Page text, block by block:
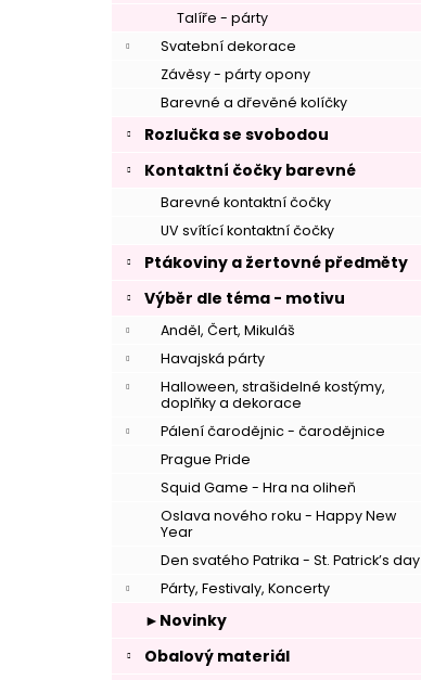
Talíře - párty
Svatební dekorace
Závěsy - párty opony
Barevné a dřevěné kolíčky
Rozlučka se svobodou
Kontaktní čočky barevné
Barevné kontaktní čočky
UV svítící kontaktní čočky
Ptákoviny a žertovné předměty
Výběr dle téma - motivu
Anděl, Čert, Mikuláš
Havajská párty
Halloween, strašidelné kostýmy,
doplňky a dekorace
Pálení čarodějnic - čarodějnice
Prague Pride
Squid Game - Hra na oliheň
Oslava nového roku - Happy New
Year
Den svatého Patrika - St. Patrick’s day
Párty, Festivaly, Koncerty
►Novinky
Obalový materiál